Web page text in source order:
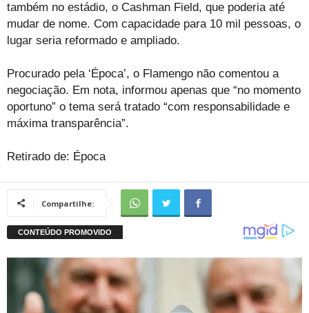
também no estádio, o Cashman Field, que poderia até
mudar de nome. Com capacidade para 10 mil pessoas, o
lugar seria reformado e ampliado.
Procurado pela ‘Época’, o Flamengo não comentou a
negociação. Em nota, informou apenas que “no momento
oportuno” o tema será tratado “com responsabilidade e
máxima transparência”.
Retirado de: Época
Compartilhe: